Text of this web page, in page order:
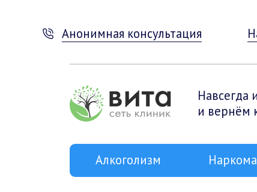
Анонимная консультация
Навсегда
и вернём
Алкоголизм